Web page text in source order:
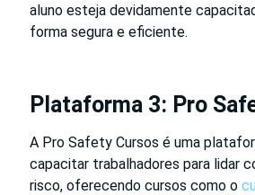
aluno esteja devidamente
forma segura e eficiente.
Plataforma 3: Pro
A Pro Safety Cursos é uma
capacitar trabalhadores para lidar
risco, oferecendo cursos como o